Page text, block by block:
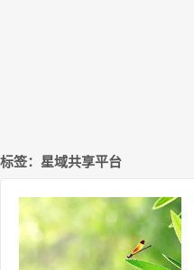
标签：星域共享平台